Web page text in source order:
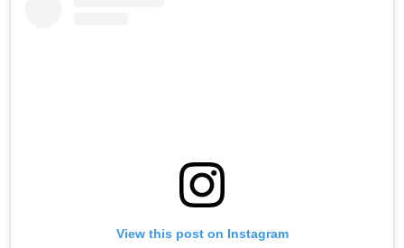
View this post on Instagram